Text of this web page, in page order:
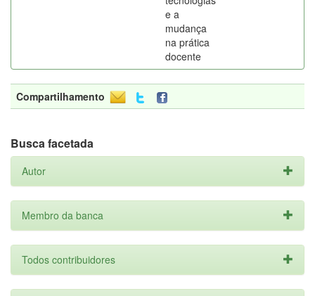
e a
mudança
na prática
docente
Compartilhamento
Busca facetada
Autor
Membro da banca
Todos contribuidores